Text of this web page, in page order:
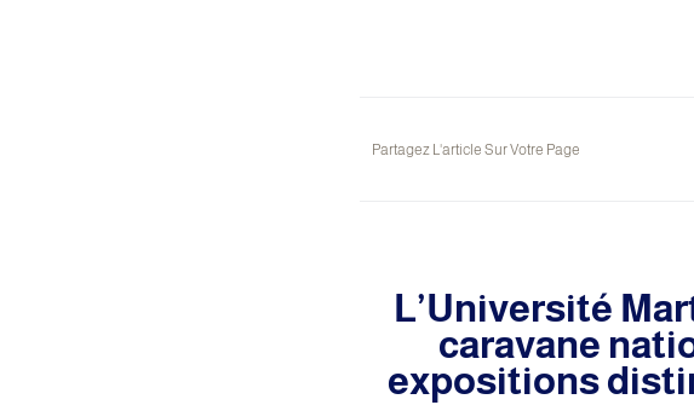
Partagez L'article Sur Votre Page
L’Université
caravane
expositions